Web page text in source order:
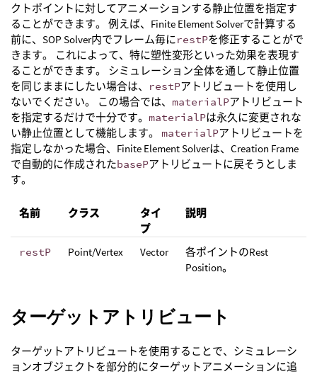
クトポイントに対してアニメーションする静止位置を指定す
ることができます。 例えば、Finite Element Solverで計算する
前に、SOP Solver内でフレーム毎にrestPを修正することがで
きます。 これによって、特に塑性変形といった効果を表現す
ることができます。 シミュレーション全体を通して静止位置
を同じままにしたい場合は、
restPアトリビュートを使用し
ないでください。 この場合では、 materialPアトリビュート
を指定するだけで十分です。 materialPは永久に変更されな
い静止位置として機能します。 materialPアトリビュートを
指定しなかった場合、Finite Element Solverは、Creation Frame
で自動的に作成されたbasePアトリビュートに戻そうとしま
す。
名前 クラス
タイ
プ
説明
restP Point/Vertex Vector
各ポイントのRest
Position。
ターゲットアトリビュート
ターゲットアトリビュートを使用することで、シミュレーシ
ョンオブジェクトを部分的にターゲットアニメーションに追